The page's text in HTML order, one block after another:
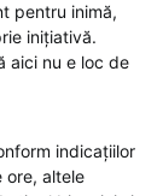
pentru inimă,
inițiativă.
aici nu e loc de
indicațiilor
ore, altele